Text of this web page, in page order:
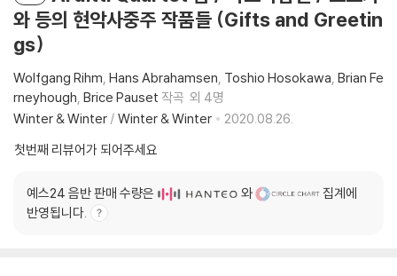
와 등의 현악사중주 작품들 (Gifts and Greetin
gs)
Wolfgang Rihm Hans Abrahamsen Toshio Hosokawa Brian Fe
rneyhough Brice Pauset 작곡 외 4명
Winter & Winter / Winter & Winter
2020.08.26.
첫번째 리뷰어가 되어주세요
예스24 음반 판매 수량은 와
집계에
반영됩니다.